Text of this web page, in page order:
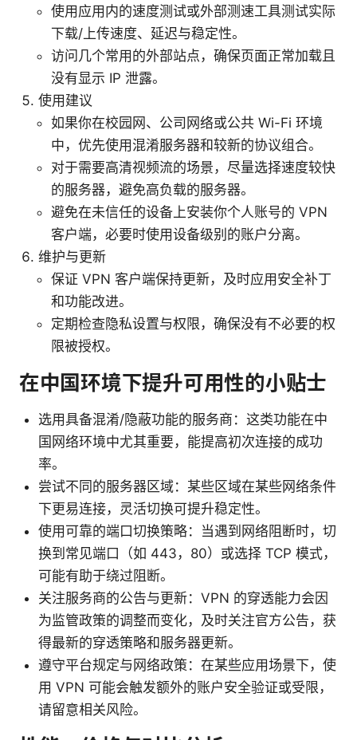
使用应用内的速度测试或外部测速工具测试实际
下载/上传速度、延迟与稳定性。
访问几个常用的外部站点，确保页面正常加载且
没有显示 IP 泄露。
使用建议
如果你在校园网、公司网络或公共 Wi-Fi 环境
中，优先使用混淆服务器和较新的协议组合。
对于需要高清视频流的场景，尽量选择速度较快
的服务器，避免高负载的服务器。
避免在未信任的设备上安装你个人账号的 VPN
客户端，必要时使用设备级别的账户分离。
维护与更新
保证 VPN 客户端保持更新，及时应用安全补丁
和功能改进。
定期检查隐私设置与权限，确保没有不必要的权
限被授权。
在中国环境下提升可用性的小贴士
选用具备混淆/隐蔽功能的服务商：这类功能在中
国网络环境中尤其重要，能提高初次连接的成功
率。
尝试不同的服务器区域：某些区域在某些网络条件
下更易连接，灵活切换可提升稳定性。
使用可靠的端口切换策略：当遇到网络阻断时，切
换到常见端口（如 443，80）或选择 TCP 模式，
可能有助于绕过阻断。
关注服务商的公告与更新：VPN 的穿透能力会因
为监管政策的调整而变化，及时关注官方公告，获
得最新的穿透策略和服务器更新。
遵守平台规定与网络政策：在某些应用场景下，使
用 VPN 可能会触发额外的账户安全验证或受限，
请留意相关风险。